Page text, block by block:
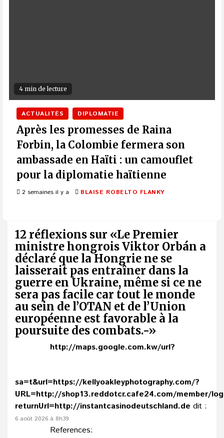
4 min de lecture
ACTUALITÉS DIPLOMATIE
Après les promesses de Raina
Forbin, la Colombie fermera son
ambassade en Haïti : un camouflet
pour la diplomatie haïtienne
2 semaines il y a BLAISE ROBELTO FLANKY
12 réflexions sur «Le Premier
ministre hongrois Viktor Orbán a
déclaré que la Hongrie ne se
laisserait pas entraîner dans la
guerre en Ukraine, même si ce ne
sera pas facile car tout le monde
au sein de l’OTAN et de l’Union
européenne est favorable à la
poursuite des combats.-»
http://maps.google.com.kw/url?
sa=t&url=https://kellyoakleyphotography.com/?
URL=http://shop13.reddotcr.cafe24.com/member/
returnUrl=http://instantcasinodeutschland.de dit :
6 août 2026 à 8h39
References: